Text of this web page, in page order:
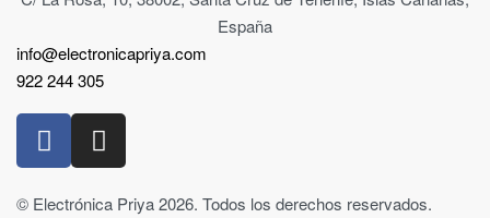
España
info@electronicapriya.com
922 244 305
© Electrónica Priya 2026. Todos los derechos reservados.